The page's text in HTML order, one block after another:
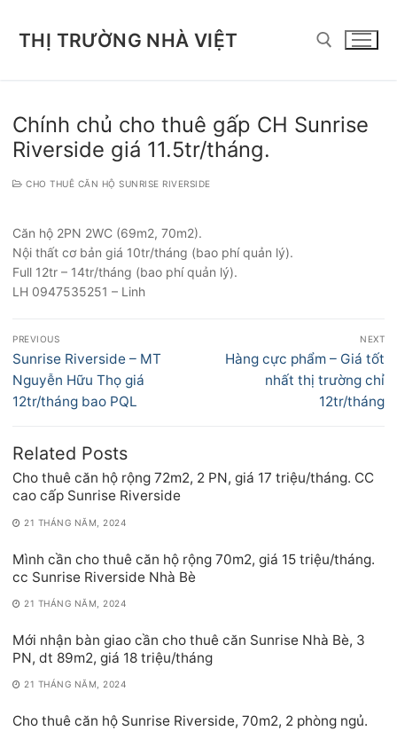
THỊ TRƯỜNG NHÀ VIỆT
Chính chủ cho thuê gấp CH Sunrise
Riverside giá 11.5tr/tháng.
CHO THUÊ CĂN HỘ SUNRISE RIVERSIDE
Căn hộ 2PN 2WC (69m2, 70m2).
Nội thất cơ bản giá 10tr/tháng (bao phí quản lý).
Full 12tr – 14tr/tháng (bao phí quản lý).
LH 0947535251 – Linh
Điều
hướng
bài
viết
PREVIOUS
Previous
post:
Sunrise Riverside – MT
Nguyễn Hữu Thọ giá
12tr/tháng bao PQL
NEXT
Next
Hàng cực phẩm – Giá tốt
nhất thị trường chỉ
12tr/tháng
Related Posts
Cho thuê căn hộ rộng 72m2, 2 PN, giá 17 triệu/tháng. CC
cao cấp Sunrise Riverside
21 THÁNG NĂM, 2024
Mình cần cho thuê căn hộ rộng 70m2, giá 15 triệu/tháng.
cc Sunrise Riverside Nhà Bè
21 THÁNG NĂM, 2024
Mới nhận bàn giao cần cho thuê căn Sunrise Nhà Bè, 3
PN, dt 89m2, giá 18 triệu/tháng
21 THÁNG NĂM, 2024
Cho thuê căn hộ Sunrise Riverside, 70m2, 2 phòng ngủ.